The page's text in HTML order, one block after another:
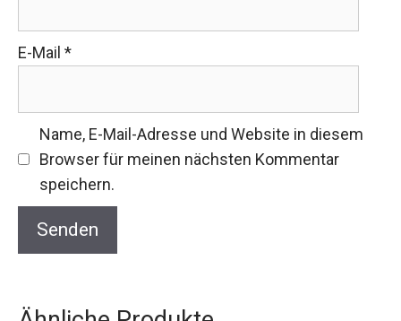
E-Mail *
Name, E-Mail-Adresse und Website in diesem
Browser für meinen nächsten Kommentar
speichern.